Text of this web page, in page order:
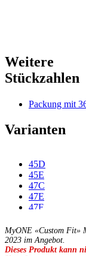
Weitere
Stückzahlen
Packung mit
Varianten
45D
45E
47C
47E
47F
49D
49E
49F
MyONE «Custom Fit»
2023 im Angebot.
Dieses Produkt kann